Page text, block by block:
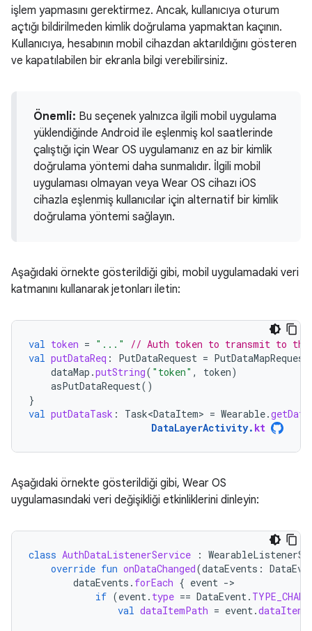
işlem yapmasını gerektirmez. Ancak, kullanıcıya oturum
açtığı bildirilmeden kimlik doğrulama yapmaktan kaçının.
Kullanıcıya, hesabının mobil cihazdan aktarıldığını gösteren
ve kapatılabilen bir ekranla bilgi verebilirsiniz.
Önemli: Bu seçenek yalnızca ilgili mobil uygulama
yüklendiğinde Android ile eşlenmiş kol saatlerinde
çalıştığı için Wear OS uygulamanız en az bir kimlik
doğrulama yöntemi daha sunmalıdır. İlgili mobil
uygulaması olmayan veya Wear OS cihazı iOS
cihazla eşlenmiş kullanıcılar için alternatif bir kimlik
doğrulama yöntemi sağlayın.
Aşağıdaki örnekte gösterildiği gibi, mobil uygulamadaki veri
katmanını kullanarak jetonları iletin:
val token = "..."
// Auth token to transmit to the
val putDataReq : PutDataRequest = PutDataMapRequest
dataMap .putString( "token" , token)
asPutDataRequest()
}
val putDataTask : Task<DataItem> = Wearable.
DataLayerActivity. kt
Aşağıdaki örnekte gösterildiği gibi, Wear OS
uygulamasındaki veri değişikliği etkinliklerini dinleyin:
class AuthDataListenerService :
override fun onDataChanged(dataEvents :
dataEvents . forEach { event -
if (event. type == DataEvent.
val dataItemPath = event.dataItem